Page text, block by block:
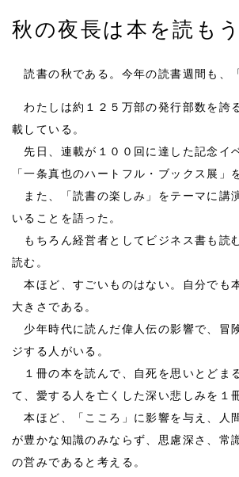
秋の夜長は本を読もう
読書の秋である。今年の読書週間も、
わたしは約１２５万部の発行部数を誇
載している。
先日、連載が１００回に達した記念イ
「一条真也のハートフル・ブックス展
また、「読書の楽しみ」をテーマに講
いることを語った。
もちろん経営者としてビジネス書も読
読む。
本ほど、すごいものはない。自分でも
大きさである。
少年時代に読んだ偉人伝の影響で、冒
ジする人がいる。
１冊の本を読んで、自死を思いとどま
て、愛する人を亡くした深い悲しみを１
本ほど、「こころ」に影響を与え、人
が豊かな知識のみならず、思慮深さ、常
の営みであると考える。